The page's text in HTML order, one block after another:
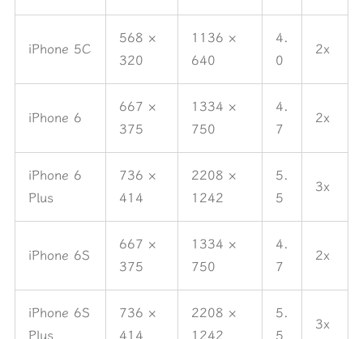
iPhone 5C
568 ×
320
1136 ×
640
4.
0
2x
iPhone 6
667 ×
375
1334 ×
750
4.
7
2x
iPhone 6
Plus
736 ×
414
2208 ×
1242
5.
5
3x
iPhone 6S
667 ×
375
1334 ×
750
4.
7
2x
iPhone 6S
Plus
736 ×
414
2208 ×
1242
5.
5
3x